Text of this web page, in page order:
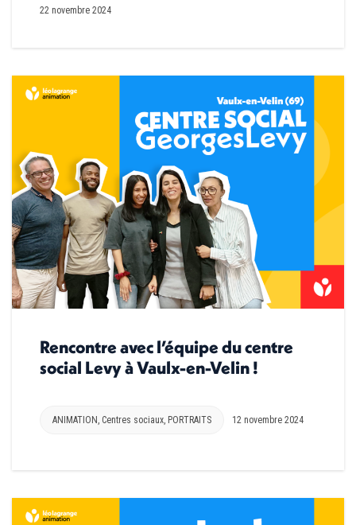
22 novembre 2024
Rencontre avec l’équipe du centre
social Levy à Vaulx-en-Velin !
ANIMATION , Centres sociaux, PORTRAITS 12 novembre 2024